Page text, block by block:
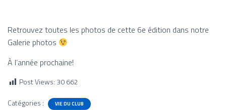
Retrouvez toutes les photos de cette 6e édition dans notre
Galerie photos
À l’année prochaine!
Post Views: 30 662
Catégories :
VIE DU CLUB